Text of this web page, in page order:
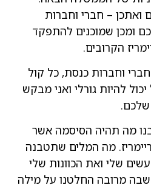
ואתכן – חברי וחברות
ומכן שמוכנים להתפקד
הקרובים.
וחברות כנסת, כל קול
להיות גורלי ואני מבקש
שלכם.
מה תהיה הסיסמה אשר
מה המלים שתטבנה
שלי ואת הכוונות שלי
מרובה החלטנו על מילה